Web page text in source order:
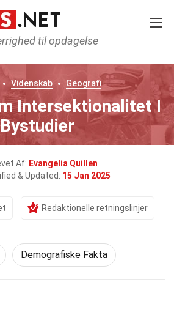
til opdagelse
Videnskab Geografi
Intersektionalitet I
Bystudier
Af: Evangelia Quillen
& Updated: 15 Jan 2025
Redaktionelle retningslinjer
Demografiske Fakta